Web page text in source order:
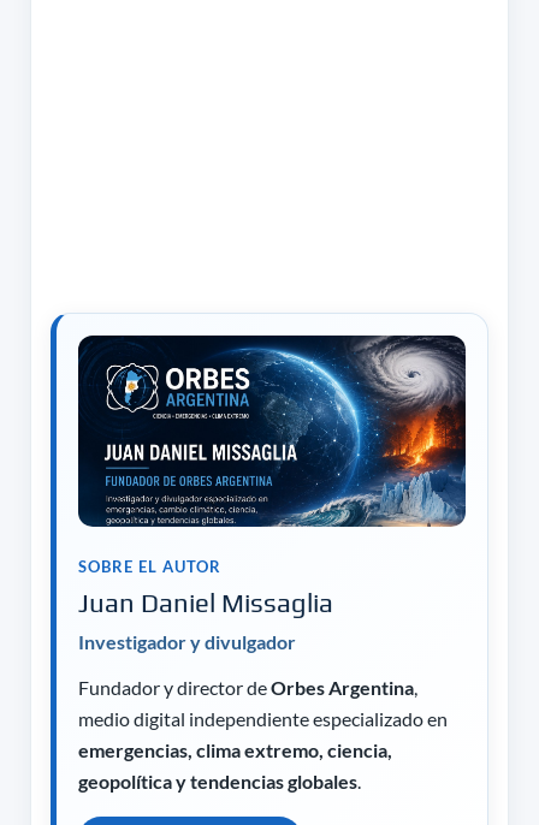
SOBRE EL AUTOR
Juan Daniel Missaglia
Investigador y divulgador
Fundador y director deOrbes Argentina,
medio digital independiente especializado en
emergencias, clima extremo, ciencia,
geopolítica y tendencias globales.